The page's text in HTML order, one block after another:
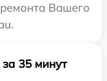
Вашего
35 минут